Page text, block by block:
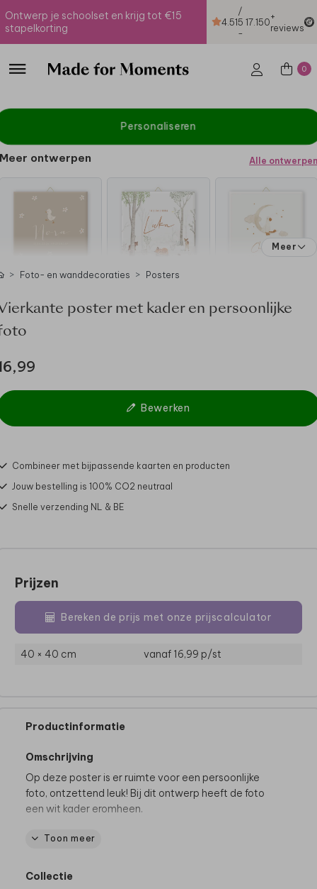
Ontwerp je schoolset en krijg tot €15
stapelkorting
4.51
/
5
-
17.150+
reviews
0
Personaliseren
Meer ontwerpen Alle ontwerpen
Meer
Foto- en wanddecoraties Posters
poster met kader en persoonlijke
Bewerken
Combineer met bijpassende kaarten en producten
Jouw bestelling is 100% CO2 neutraal
Snelle verzending NL & BE
Prijzen
Bereken de prijs met onze prijscalculator
40 × 40 cm vanaf 16,99 p/st
Productinformatie
Omschrijving
Op deze poster is er ruimte voor een persoonlijke
foto, ontzettend leuk! Bij dit ontwerp heeft de foto
een wit kader eromheen.
De mooiste posters, super uniek:
• Gedrukt op kwalitatief posterpapier
Toon meer
Collectie